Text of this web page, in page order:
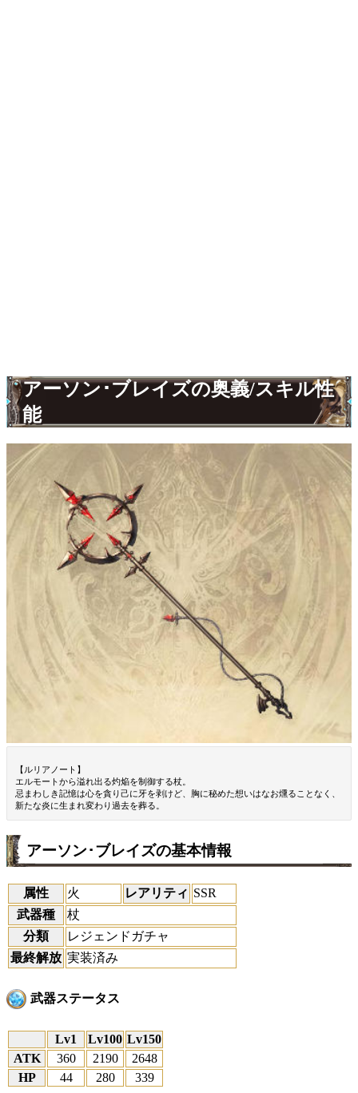
アーソン･ブレイズの奥義/スキル性
能
【ルリアノート】
エルモートから溢れ出る灼焔を制御する杖。
忌まわしき記憶は心を貪り己に牙を剥けど、胸に秘めた想いはなお燻ることなく、
新たな炎に生まれ変わり過去を葬る。
アーソン･ブレイズの基本情報
属性 火 レアリティ SSR
武器種
杖
分類
レジェンドガチャ
最終解放 実装済み
武器ステータス
Lv1 Lv100 Lv150
ATK
360 2190
2648
HP
44 280 339